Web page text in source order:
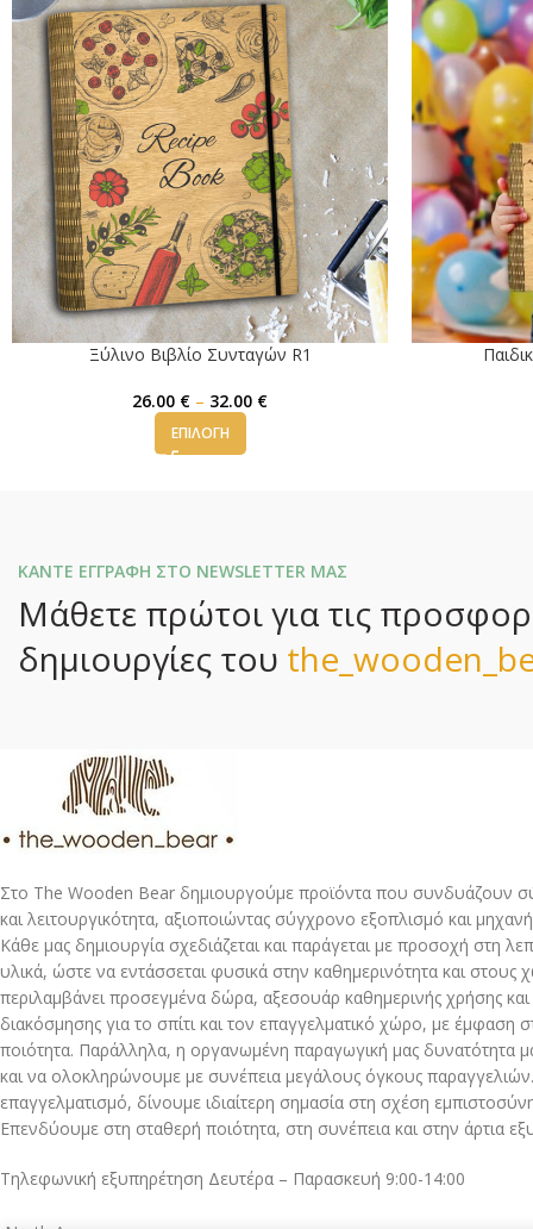
Ξύλινο Βιβλίο Συνταγών R1
26.00 € – 32.00 €
ΕΠΙΛΟΓΉ
ΚΑΝΤΕ ΕΓΓΡΑΦΗ ΣΤΟ NEWSLETTER ΜΑΣ
Μάθετε πρώτοι για τις
δημιουργίες του
Στο The Wooden Bear δημιουργούμε προϊόντα που συνδυάζουν
και λειτουργικότητα, αξιοποιώντας σύγχρονο εξοπλισμό και
Κάθε μας δημιουργία σχεδιάζεται και παράγεται με προσοχή στη
υλικά, ώστε να εντάσσεται φυσικά στην καθημερινότητα και
περιλαμβάνει προσεγμένα δώρα, αξεσουάρ καθημερινής χρήσης και
διακόσμησης για το σπίτι και τον επαγγελματικό χώρο, με έμφαση
ποιότητα. Παράλληλα, η οργανωμένη παραγωγική μας δυνατότητα
και να ολοκληρώνουμε με συνέπεια μεγάλους όγκους
επαγγελματισμό, δίνουμε ιδιαίτερη σημασία στη σχέση
Επενδύουμε στη σταθερή ποιότητα, στη συνέπεια και στην άρτια
Τηλεφωνική εξυπηρέτηση Δευτέρα – Παρασκευή 9:00-14:00